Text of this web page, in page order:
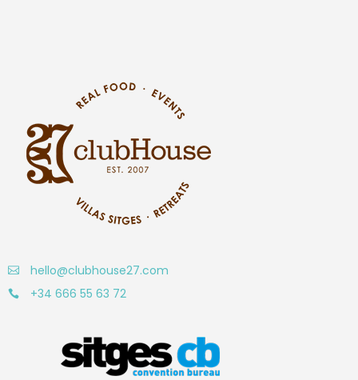
hello@clubhouse27.com
+34 666 55 63 72